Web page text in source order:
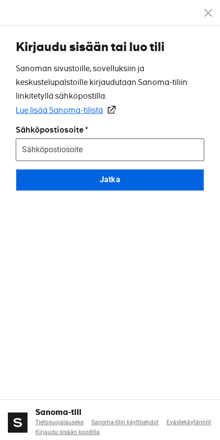
Kirjaudu sisään tai luo tili
Sanoman sivustoille, sovelluksiin ja
keskustelupalstoille kirjaudutaan Sanoma-tiliin
linkitetyllä sähköpostilla.
Lue lisää Sanoma-tilistä
Sähköpostiosoite
Jatka
Sanoma-tili
Tietosuojalauseke Sanoma-tilin käyttöehdot
Evästekäytännöt
Kirjaudu sisään koodilla